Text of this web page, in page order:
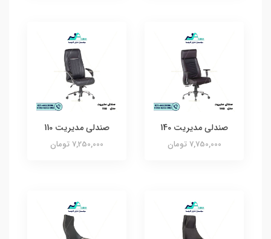
صندلی مدیریت 140
7,750,000 تومان
صندلی مدیریت 110
7,250,000 تومان